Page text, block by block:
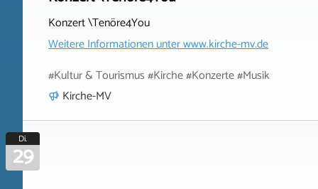
Konzert \Tenöre4You
Weitere Informationen unterwww.kirche-mv.de
#Kultur & Tourismus #Kirche #Konzerte #Musik
Kirche-MV
Di.
29